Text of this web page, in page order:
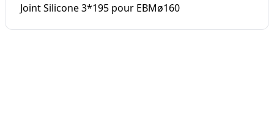
Joint Silicone 3*195 pour EBMø160